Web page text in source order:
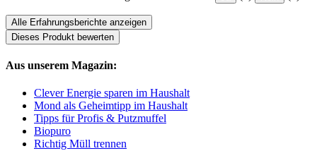
Alle Erfahrungsberichte anzeigen
Dieses Produkt bewerten
Aus unserem Magazin:
Clever Energie sparen im Haushalt
Mond als Geheimtipp im Haushalt
Tipps für Profis & Putzmuffel
Biopuro
Richtig Müll trennen